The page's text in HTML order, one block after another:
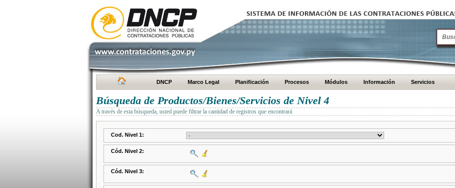
DNCP Marco Legal Planificación Procesos Módulos Información Servicios
Búsqueda de Productos/Bienes/Servicios de Nivel 4
A través de esta búsqueda, usted puede filtrar la cantidad de registros que encontrará
Cod. Nivel 1:
Cód. Nivel 2:
Cód. Nivel 3: